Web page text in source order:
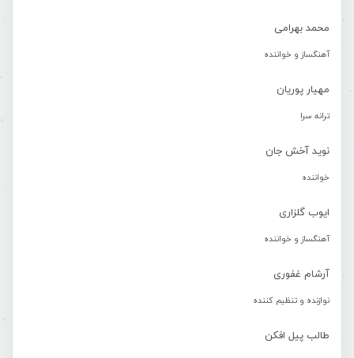
محمد بهرامی
آهنگساز و خواننده
مهیار پوریان
ترانه سرا
نوید آخش جان
خواننده
ایوب گلزاری
آهنگساز و خواننده
آرشام غفوری
نوازنده و تنظیم کننده
طالب پیل افکن